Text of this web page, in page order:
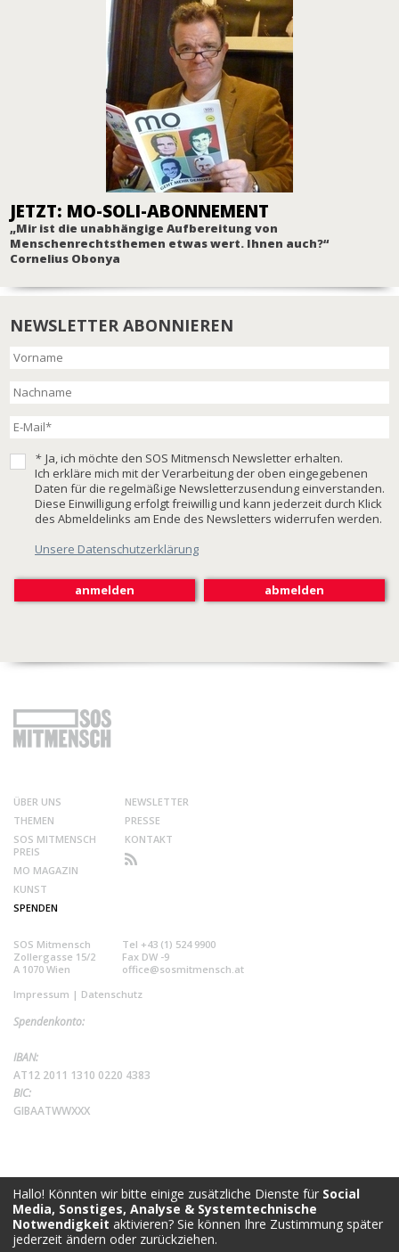
JETZT: MO-SOLI-ABONNEMENT
„Mir ist die unabhängige Aufbereitung von
Menschenrechtsthemen etwas wert. Ihnen auch?“
Cornelius Obonya
NEWSLETTER ABONNIEREN
* Ja, ich möchte den SOS Mitmensch Newsletter erhalten.
Ich erkläre mich mit der Verarbeitung der oben eingegebenen
Daten für die regelmäßige Newsletterzusendung einverstanden.
Diese Einwilligung erfolgt freiwillig und kann jederzeit durch Klick
des Abmeldelinks am Ende des Newsletters widerrufen werden.
Unsere Datenschutzerklärung
ÜBER UNS
THEMEN
SOS MITMENSCH
PREIS
MO MAGAZIN
KUNST
SPENDEN
NEWSLETTER
PRESSE
KONTAKT
SOS Mitmensch
Zollergasse 15/2
A 1070 Wien
Tel +43 (1) 524 9900
Fax DW -9
office@sosmitmensch.at
Impressum | Datenschutz
Spendenkonto:
IBAN:
AT12 2011 1310 0220 4383
BIC:
GIBAATWWXXX
Hallo! Könnten wir bitte einige zusätzliche Dienste für Social
Media, Sonstiges, Analyse & Systemtechnische
Notwendigkeit aktivieren? Sie können Ihre Zustimmung später
jederzeit ändern oder zurückziehen.